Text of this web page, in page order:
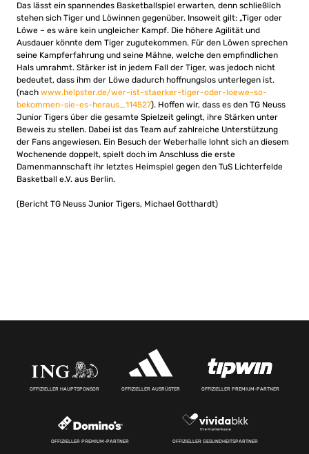
Das lässt ein spannendes Basketballspiel erwarten, denn schließlich
stehen sich Tiger und Löwinnen gegenüber. Insoweit gilt: „Tiger oder
Löwe – es wäre kein ungleicher Kampf. Die höhere Agilität und
Ausdauer könnte dem Tiger zugutekommen. Für den Löwen sprechen
seine Kampferfahrung und seine Mähne, welche den empfindlichen
Hals umrahmt. Stärker ist in jedem Fall der Tiger, was jedoch nicht
bedeutet, dass ihm der Löwe dadurch hoffnungslos unterlegen ist.
(nach www.helpster.de/wer-ist-staerker-tiger-oder-loewe-so-
bekommen-sie-es-heraus_114527). Hoffen wir, dass es den TG Neuss
Junior Tigers über die gesamte Spielzeit gelingt, ihre Stärken unter
Beweis zu stellen. Dabei ist das Team auf zahlreiche Unterstützung
der Fans angewiesen. Ein Besuch der Weberhalle lohnt sich an diesem
Wochenende doppelt, spielt doch im Anschluss die erste
Damenmannschaft ihr letztes Heimspiel gegen den TuS Lichterfelde
Basketball e.V. aus Berlin.
(Bericht TG Neuss Junior Tigers, Michael Gotthardt)
OFFIZIELLER HAUPTSPONSOR OFFIZIELLER AUSRÜSTER OFFIZIELLER PREMIUM-PARTNER
OFFIZIELLER PREMIUM-PARTNER OFFIZIELLER GESUNDHEITSPARTNER